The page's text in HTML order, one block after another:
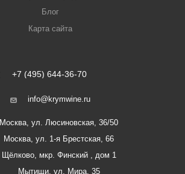
Блог
Карта сайта
+7 (495) 644-36-70
info@krymwine.ru
Москва, ул. Люсиновская, 36/50
Москва, ул. 1-я Брестская, 66
Щёлково, мкр. Финский , дом 1
Мытищи, ул. Мира, 35